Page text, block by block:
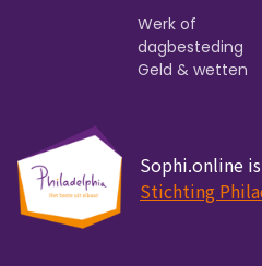
Werk of
dagbesteding
Geld & wetten
Sophi.online
Stichting